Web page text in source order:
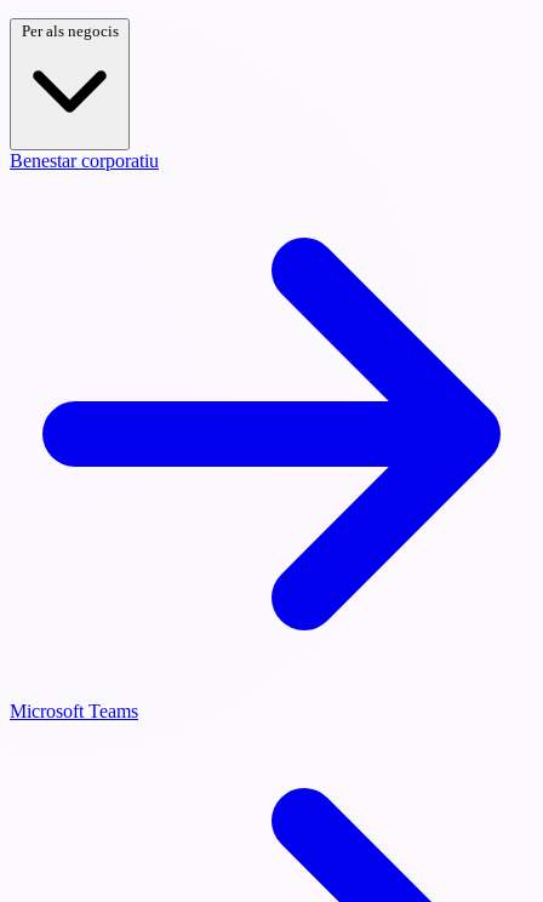
Per als negocis
Benestar corporatiu
Microsoft Teams